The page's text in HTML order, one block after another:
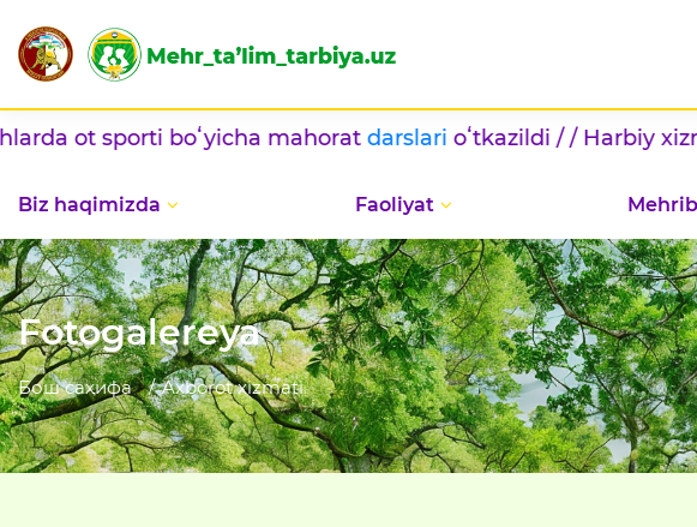
/ / Harbiy xizmatchilar oilalari uchun sport
Biz haqimizda Faoliyat
Fotogalereya
Бош саҳифа Axborot xizmati